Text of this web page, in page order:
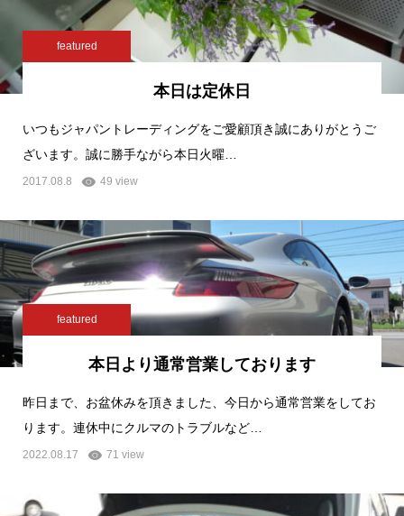
featured
本日は定休日
いつもジャパントレーディングをご愛顧頂き誠にありがとうご
ざいます。誠に勝手ながら本日火曜…
2017.08.8 49 view
featured
本日より通常営業しております
昨日まで、お盆休みを頂きました、今日から通常営業をしてお
ります。連休中にクルマのトラブルなど…
2022.08.17 71 view